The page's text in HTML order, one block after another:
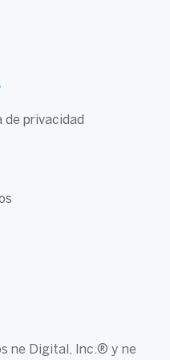
ne Digital, Inc.® y ne
de privacidad